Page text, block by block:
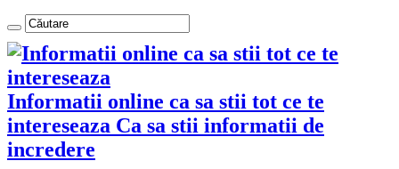
Informatii online ca sa stii tot ce te
intereseaza Ca sa stii informatii de
incredere